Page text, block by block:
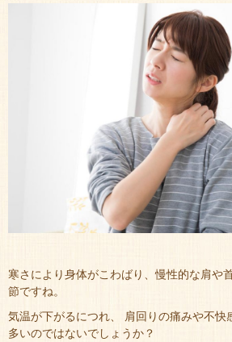
寒さにより身体がこわばり、慢性的な肩や
節ですね。
気温が下がるにつれ、 肩回りの痛みや不快
多いのではないでしょうか？